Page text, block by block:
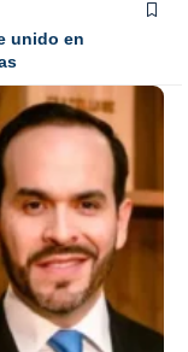
unido en